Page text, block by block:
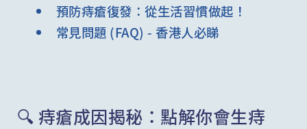
預防痔瘡復發：從生活習慣做起！
常見問題 (FAQ) - 香港人必睇
🔍 痔瘡成因揭秘：點解你會生痔